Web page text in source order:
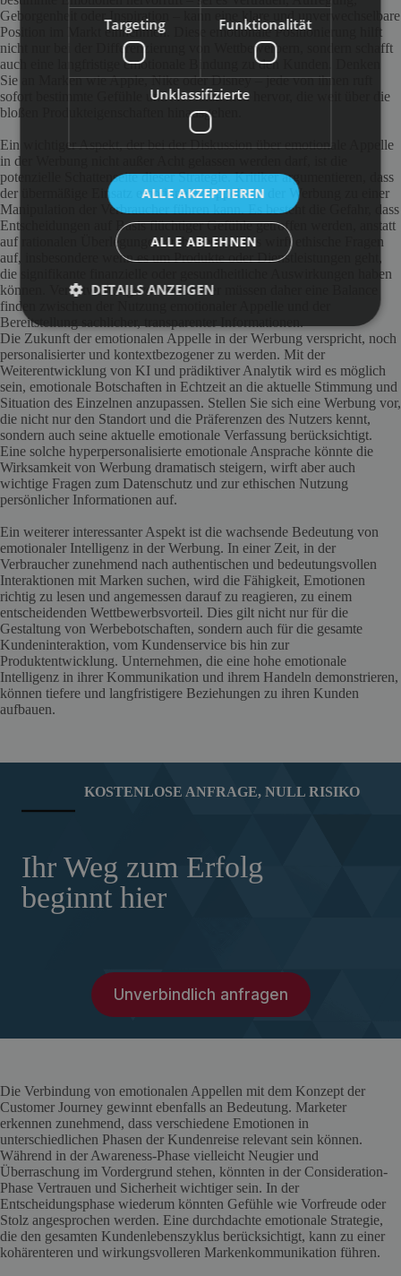
Geborgenheit oder Inspiration – kann eine klare und unverwechselbare
Position im Markt einnehmen. Diese emotionale Positionierung hilft
nicht nur bei der Differenzierung von Wettbewerbern, sondern schafft
auch eine langfristige emotionale Bindung zu den Kunden. Denken
Sie an Marken wie Apple, Nike oder Disney – jede von ihnen ruft
sofort bestimmte Gefühle und Assoziationen hervor, die weit über die
bloßen Produkteigenschaften hinausgehen.
Ein wichtiger Aspekt, der bei der Diskussion über emotionale Appelle
in der Werbung nicht außer Acht gelassen werden darf, ist die
potenzielle Schattenseite dieser Strategie. Kritiker argumentieren, dass
der übermäßige Einsatz emotionaler Appelle in der Werbung zu einer
Manipulation der Verbraucher führen kann. Es besteht die Gefahr, dass
Entscheidungen auf Basis flüchtiger Gefühle getroffen werden, anstatt
auf rationalen Überlegungen zu basieren. Dies wirft ethische Fragen
auf, insbesondere wenn es um Produkte oder Dienstleistungen geht,
die signifikante finanzielle oder gesundheitliche Auswirkungen haben
können. Verantwortungsvolle Marketer müssen daher eine Balance
finden zwischen der Nutzung emotionaler Appelle und der
Bereitstellung sachlicher, transparenter Informationen.
Die Zukunft der emotionalen Appelle in der Werbung verspricht, noch
personalisierter und kontextbezogener zu werden. Mit der
Weiterentwicklung von KI und prädiktiver Analytik wird es möglich
sein, emotionale Botschaften in Echtzeit an die aktuelle Stimmung und
Situation des Einzelnen anzupassen. Stellen Sie sich eine Werbung vor,
die nicht nur den Standort und die Präferenzen des Nutzers kennt,
sondern auch seine aktuelle emotionale Verfassung berücksichtigt.
Eine solche hyperpersonalisierte emotionale Ansprache könnte die
Wirksamkeit von Werbung dramatisch steigern, wirft aber auch
wichtige Fragen zum Datenschutz und zur ethischen Nutzung
persönlicher Informationen auf.
Ein weiterer interessanter Aspekt ist die wachsende Bedeutung von
emotionaler Intelligenz in der Werbung. In einer Zeit, in der
Verbraucher zunehmend nach authentischen und bedeutungsvollen
Interaktionen mit Marken suchen, wird die Fähigkeit, Emotionen
richtig zu lesen und angemessen darauf zu reagieren, zu einem
entscheidenden Wettbewerbsvorteil. Dies gilt nicht nur für die
Gestaltung von Werbebotschaften, sondern auch für die gesamte
Kundeninteraktion, vom Kundenservice bis hin zur
Produktentwicklung. Unternehmen, die eine hohe emotionale
Intelligenz in ihrer Kommunikation und ihrem Handeln demonstrieren,
können tiefere und langfristigere Beziehungen zu ihren Kunden
aufbauen.
KOSTENLOSE ANFRAGE, NULL RISIKO
Ihr Weg zum Erfolg
beginnt hier
Unverbindlich anfragen
Die Verbindung von emotionalen Appellen mit dem Konzept der
Customer Journey gewinnt ebenfalls an Bedeutung. Marketer
erkennen zunehmend, dass verschiedene Emotionen in
unterschiedlichen Phasen der Kundenreise relevant sein können.
Während in der Awareness-Phase vielleicht Neugier und
Überraschung im Vordergrund stehen, könnten in der Consideration-
Phase Vertrauen und Sicherheit wichtiger sein. In der
Entscheidungsphase wiederum könnten Gefühle wie Vorfreude oder
Stolz angesprochen werden. Eine durchdachte emotionale Strategie,
die den gesamten Kundenlebenszyklus berücksichtigt, kann zu einer
kohärenteren und wirkungsvolleren Markenkommunikation führen.
Targeting Funktionalität
Unklassifizierte
ALLE AKZEPTIEREN
ALLE ABLEHNEN
DETAILS ANZEIGEN